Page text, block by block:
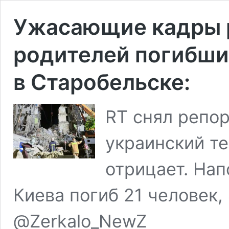
Ужасающие кадры
родителей
в Старобельске:
RT снял
украинский
отрицает.
Киева погиб 21
@Zerkalo_NewZ